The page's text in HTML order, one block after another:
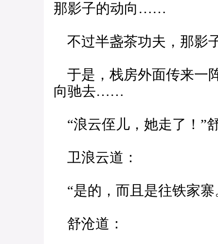
那影子的动向……
不过半盏茶功夫，那影
于是，栈房外面传来一
向驰去……
“浪云侄儿，她走了！”
卫浪云道：
“是的，而且是往铁家寨
舒沧道：